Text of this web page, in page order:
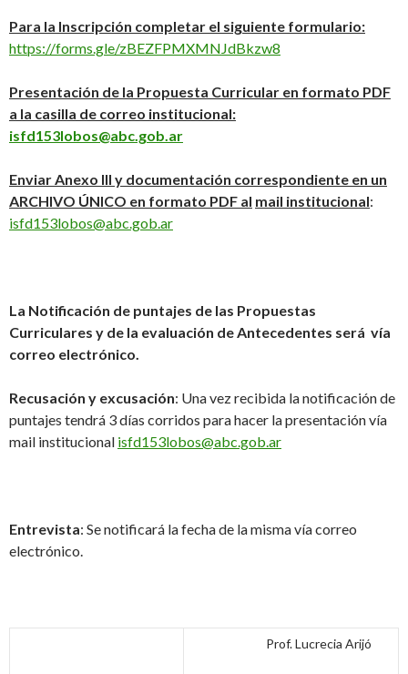
Para la Inscripción completar el siguiente formulario:
https://forms.gle/zBEZFPMXMNJdBkzw8
Presentación de la Propuesta Curricular en formato PDF
a la casilla de correo institucional:
isfd153lobos@abc.gob.ar
Enviar Anexo III y documentación correspondiente en un
ARCHIVO ÚNICO en formato PDF al mail institucional:
isfd153lobos@abc.gob.ar
La Notificación de puntajes de las Propuestas
Curriculares y de la evaluación de Antecedentes será vía
correo electrónico.
Recusación y excusación: Una vez recibida la notificación de
puntajes tendrá 3 días corridos para hacer la presentación vía
mail institucional isfd153lobos@abc.gob.ar
Entrevista: Se notificará la fecha de la misma vía correo
electrónico.
Prof. Lucrecia Arijó